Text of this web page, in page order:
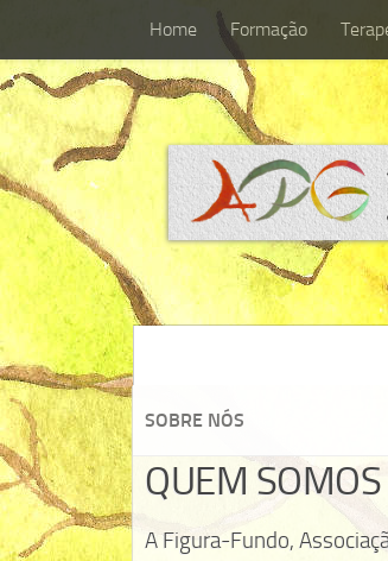
Home Formação
SOBRE NÓS
QUEM SOMOS
A Figura-Fundo,